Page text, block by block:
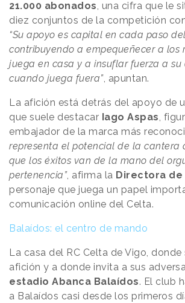
21.000 abonados, una cifra que le
diez conjuntos de la competición
“Su apoyo es capital en cada paso
contribuyendo a empequeñecer a los
juega en casa y a insuflar fuerza a su
cuando juega fuera”, apuntan.
La afición está detrás del apoyo de
que suele destacar Iago Aspas,
embajador de la marca más
representa el potencial de la cantera
que los éxitos van de la mano del
pertenencia”, afirma la Directora de
personaje que juega un papel
comunicación online del Celta.
Balaídos: el centro de mando
La casa del RC Celta de Vigo,
afición y a donde invita a sus
estadio Abanca Balaídos. El club
a Balaídos casi desde los primeros